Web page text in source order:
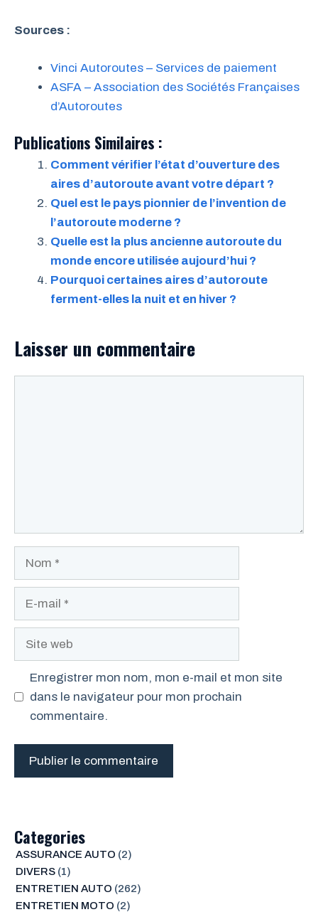
Sources :
Vinci Autoroutes – Services de paiement
ASFA – Association des Sociétés Françaises
d’Autoroutes
Publications Similaires :
Comment vérifier l’état d’ouverture des
aires d’autoroute avant votre départ ?
Quel est le pays pionnier de l’invention de
l’autoroute moderne ?
Quelle est la plus ancienne autoroute du
monde encore utilisée aujourd’hui ?
Pourquoi certaines aires d’autoroute
ferment-elles la nuit et en hiver ?
Laisser un commentaire
Site
Enregistrer mon nom, mon e-mail et mon site
dans le navigateur pour mon prochain
commentaire.
Categories
ASSURANCE AUTO (2)
DIVERS(1)
ENTRETIEN AUTO (262)
ENTRETIEN MOTO (2)